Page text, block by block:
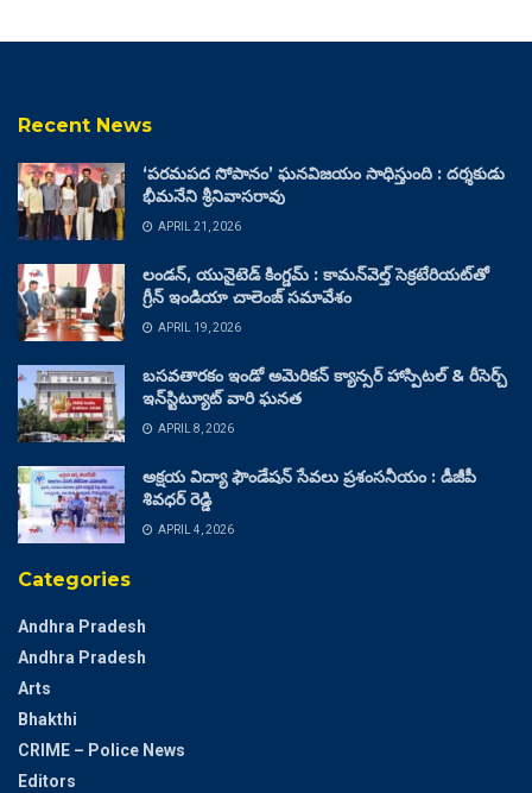
Recent News
‘పరమపద సోపానం’ ఘనవిజయం సాధిస్తుంది : దర్శకుడు
భీమనేని శ్రీనివాసరావు
APRIL 21, 2026
లండన్, యునైటెడ్ కింగ్డమ్ : కామన్‌వెల్త్ సెక్రటేరియట్‌తో
గ్రీన్ ఇండియా చాలెంజ్ సమావేశం
APRIL 19, 2026
బసవతారకం ఇండో అమెరికన్ క్యాన్సర్ హాస్పిటల్ & రీసెర్చ్
ఇన్‌స్టిట్యూట్ వారి ఘనత
APRIL 8, 2026
అక్షయ విద్యా ఫౌండేషన్ సేవలు ప్రశంసనీయం : డీజీపీ
శివధర్ రెడ్డి
APRIL 4, 2026
Categories
Andhra Pradesh
Andhra Pradesh
Arts
Bhakthi
CRIME – Police News
Editors